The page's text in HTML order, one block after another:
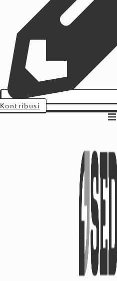
Kontribusi